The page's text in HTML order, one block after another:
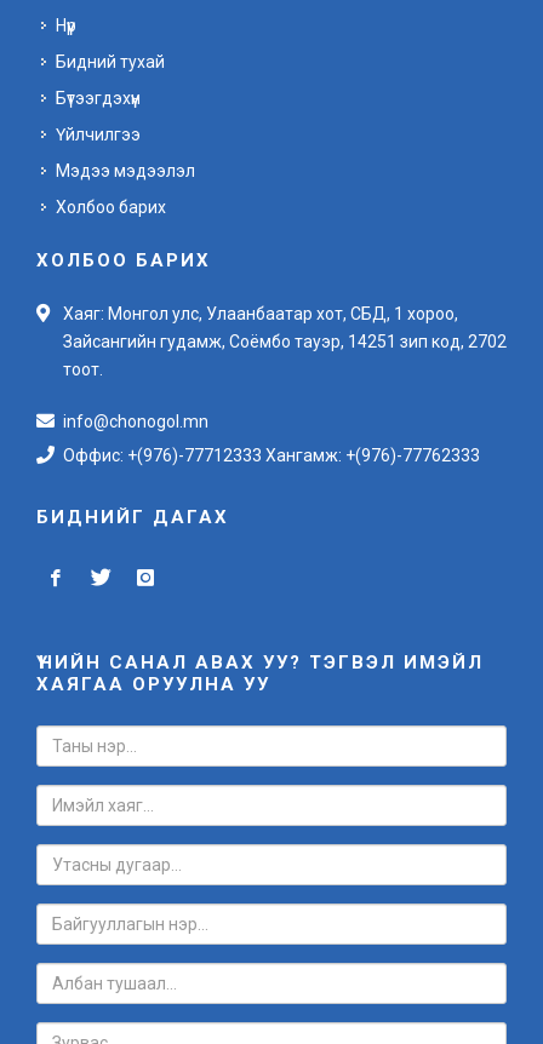
Нүүр
Бидний тухай
Бүтээгдэхүүн
Үйлчилгээ
Мэдээ мэдээлэл
Холбоо барих
ХОЛБОО БАРИХ
Хаяг: Монгол улс, Улаанбаатар хот, СБД, 1 хороо,
Зайсангийн гудамж, Соёмбо тауэр, 14251 зип код, 2702
тоот.
info@chonogol.mn
Оффис: +(976)-77712333 Хангамж: +(976)-77762333
БИДНИЙГ ДАГАХ
ҮНИЙН САНАЛ АВАХ УУ? ТЭГВЭЛ ИМЭЙЛ
ХАЯГАА ОРУУЛНА УУ